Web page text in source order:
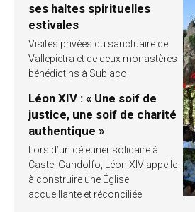
ses haltes spirituelles
estivales
Visites privées du sanctuaire de
Vallepietra et de deux monastères
bénédictins à Subiaco
Léon XIV : « Une soif de
justice, une soif de charité
authentique »
Lors d’un déjeuner solidaire à
Castel Gandolfo, Léon XIV appelle
à construire une Église
accueillante et réconciliée